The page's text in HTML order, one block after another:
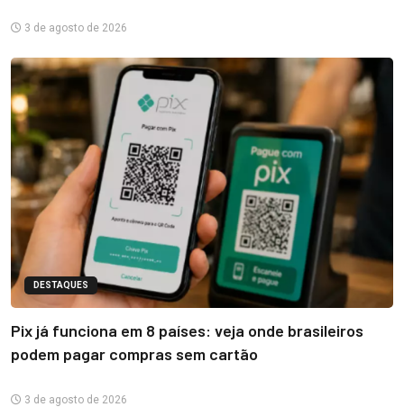
3 de agosto de 2026
DESTAQUES
Pix já funciona em 8 países: veja onde brasileiros
podem pagar compras sem cartão
3 de agosto de 2026